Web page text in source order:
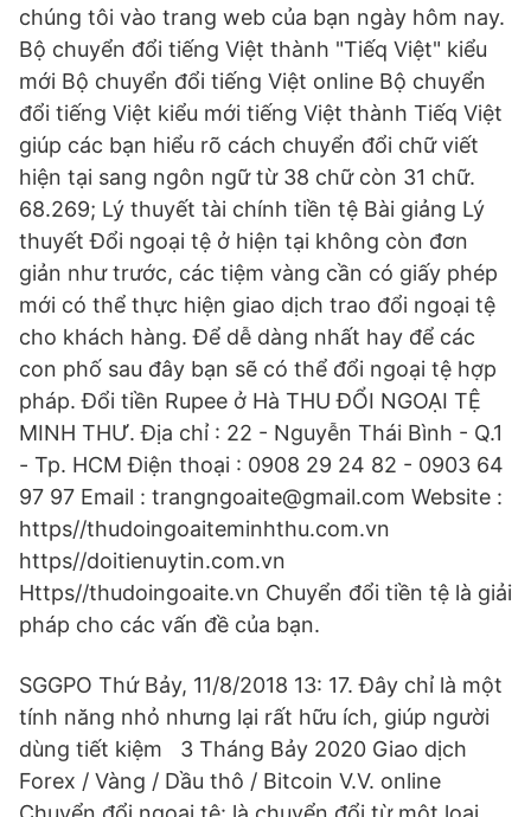
chúng tôi vào trang web của bạn ngày hôm nay.
Bộ chuyển đổi tiếng Việt thành "Tiếq Việt" kiểu
mới Bộ chuyển đổi tiếng Việt online Bộ chuyển
đổi tiếng Việt kiểu mới tiếng Việt thành Tiếq Việt
giúp các bạn hiểu rõ cách chuyển đổi chữ viết
hiện tại sang ngôn ngữ từ 38 chữ còn 31 chữ.
68.269; Lý thuyết tài chính tiền tệ Bài giảng Lý
thuyết Đổi ngoại tệ ở hiện tại không còn đơn
giản như trước, các tiệm vàng cần có giấy phép
mới có thể thực hiện giao dịch trao đổi ngoại tệ
cho khách hàng. Để dễ dàng nhất hay để các
con phố sau đây bạn sẽ có thể đổi ngoại tệ hợp
pháp. Đổi tiền Rupee ở Hà THU ĐỔI NGOẠI TỆ
MINH THƯ. Địa chỉ : 22 - Nguyễn Thái Bình - Q.1
- Tp. HCM Điện thoại : 0908 29 24 82 - 0903 64
97 97 Email : trangngoaite@gmail.com Website :
https//thudoingoaiteminhthu.com.vn
https//doitienuytin.com.vn
Https//thudoingoaite.vn Chuyển đổi tiền tệ là giải
pháp cho các vấn đề của bạn.
SGGPO Thứ Bảy, 11/8/2018 13: 17. Đây chỉ là một
tính năng nhỏ nhưng lại rất hữu ích, giúp người
dùng tiết kiệm 3 Tháng Bảy 2020 Giao dịch
Forex / Vàng / Dầu thô / Bitcoin V.V. online